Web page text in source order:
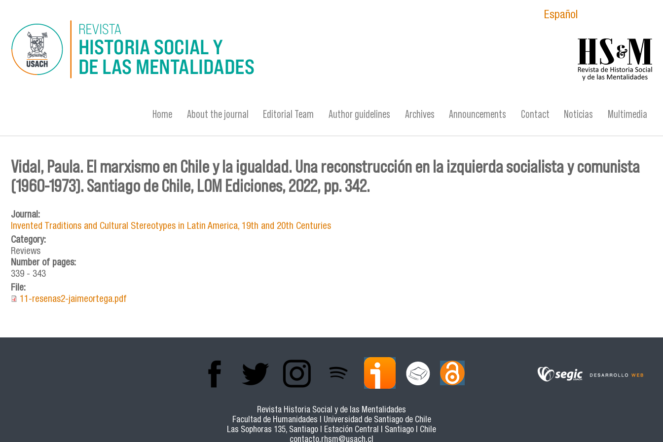
Español
Home About the journal Editorial Team Author guidelines Archives Announcements Contact Noticias Multimedia
You are here
Vidal, Paula. El marxismo en Chile y la igualdad. Una reconstrucción en la izquierda socialista y comunista
(1960-1973). Santiago de Chile, LOM Ediciones, 2022, pp. 342.
Journal:
Invented Traditions and Cultural Stereotypes in Latin America, 19th and 20th Centuries
Category:
Reviews
Number of pages:
339 - 343
File:
11-resenas2-jaimeortega.pdf
Revista Historia Social y de las Mentalidades
Facultad de Humanidades | Universidad de Santiago de Chile
Las Sophoras 135, Santiago | Estación Central | Santiago | Chile
contacto.rhsm@usach.cl